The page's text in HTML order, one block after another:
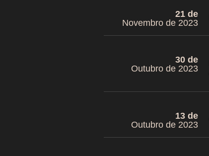
21 de
Novembro de 2023
30 de
Outubro de 2023
13 de
Outubro de 2023